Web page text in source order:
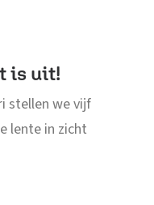
is uit!
stellen we vijf
lente in zicht